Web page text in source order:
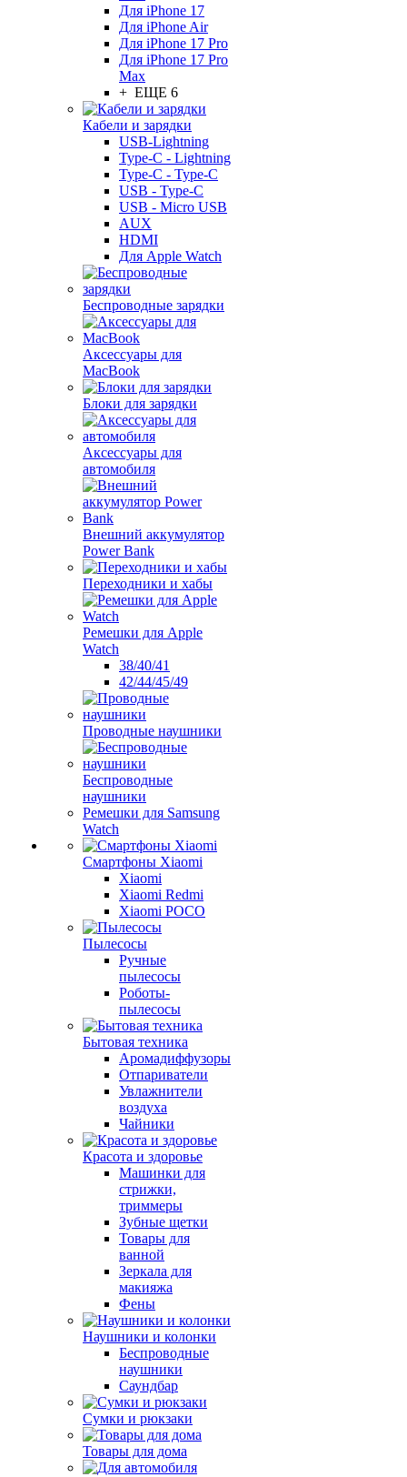
Для iPhone 17
Для iPhone Air
Для iPhone 17 Pro
Для iPhone 17 Pro
Max
+ ЕЩЕ 6
Кабели и зарядки
USB-Lightning
Type-C - Lightning
Type-C - Type-C
USB - Type-C
USB - Micro USB
AUX
HDMI
Для Apple Watch
Беспроводные зарядки
Аксессуары для
MacBook
Блоки для зарядки
Аксессуары для
автомобиля
Внешний аккумулятор
Power Bank
Переходники и хабы
Ремешки для Apple
Watch
38/40/41
42/44/45/49
Проводные наушники
Беспроводные
наушники
Ремешки для Samsung
Watch
Смартфоны Xiaomi
Xiaomi
Xiaomi Redmi
Xiaomi POCO
Пылесосы
Ручные
пылесосы
Роботы-
пылесосы
Бытовая техника
Аромадиффузоры
Отпариватели
Увлажнители
воздуха
Чайники
Красота и здоровье
Машинки для
стрижки,
триммеры
Зубные щетки
Товары для
ванной
Зеркала для
макияжа
Фены
Наушники и колонки
Беспроводные
наушники
Саундбар
Сумки и рюкзаки
Товары для дома